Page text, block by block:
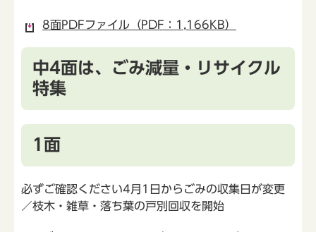
8面PDFファイル（PDF：1,166KB）
中4面は、ごみ減量・リサイクル
特集
1面
必ずご確認ください4月1日からごみの収集日が変更
／枝木・雑草・落ち葉の戸別回収を開始